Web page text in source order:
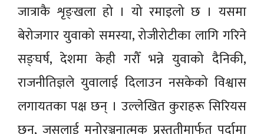
जात्राकै शृङ्खला हो । यो रमाइलो छ । यसमा
बेरोजगार युवाको समस्या, रोजीरोटीका लागि गरिने
सङ्घर्ष, देशमा केही गरौँ भन्ने युवाको दैनिकी,
राजनीतिज्ञले युवालाई दिलाउन नसकेको विश्वास
लगायतका पक्ष छन् । उल्लेखित कुराहरू सिरियस